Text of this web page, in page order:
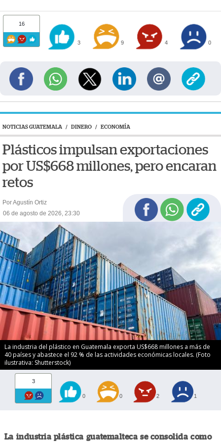
16
3 9 4 0
NOTICIAS GUATEMALA / DINERO / ECONOMÍA
Plásticos impulsan exportaciones
por US$668 millones, pero encaran
retos
Por Agustín Ortiz
06 de agosto de 2026, 23:30
La industria del plástico en Guatemala exporta US$668 millones a más de
40 países y abastece el 92 % de las actividades económicas locales. (Foto
ilustrativa: Shutterstock)
3
0 0 2 1
La industria plástica guatemalteca se consolida como